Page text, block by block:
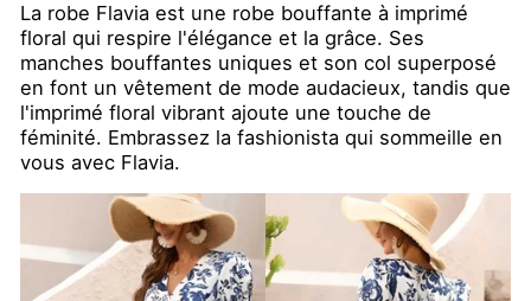
La robe Flavia est une robe bouffante à imprimé
floral qui respire l'élégance et la grâce. Ses
manches bouffantes uniques et son col superposé
en font un vêtement de mode audacieux, tandis que
l'imprimé floral vibrant ajoute une touche de
féminité. Embrassez la fashionista qui sommeille en
vous avec Flavia.